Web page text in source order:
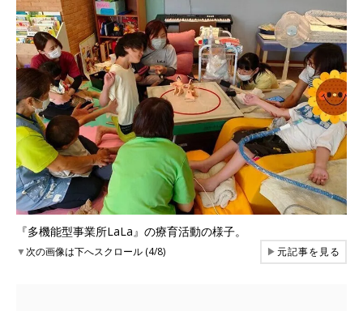
『多機能型事業所LaLa』の療育活動の様子。
▼次の画像は下へスクロール (4/8) ▶元記事を見る